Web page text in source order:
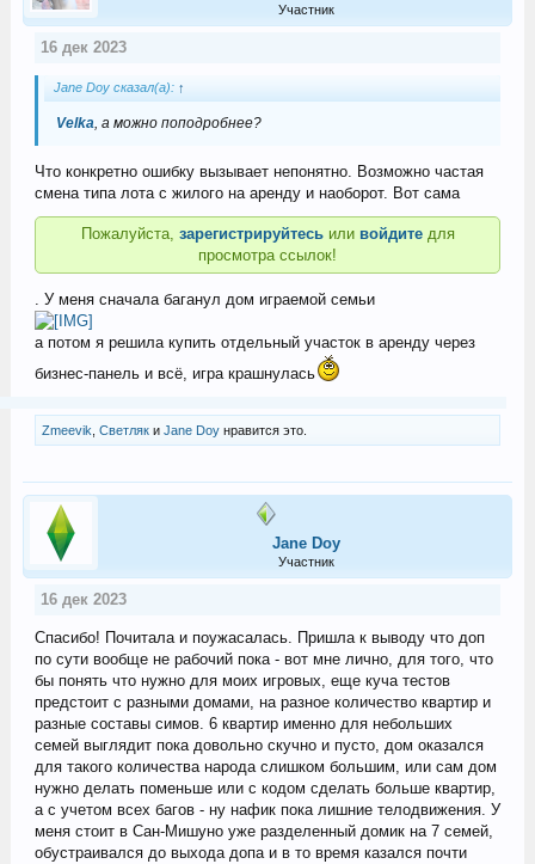
Участник
16 дек 2023
Jane Doу сказал(а): ↑
Velka , а можно поподробнее?
Что конкретно ошибку вызывает непонятно. Возможно частая
смена типа лота с жилого на аренду и наоборот. Вот сама
Пожалуйста, зарегистрируйтесьили войдите для
просмотра ссылок!
. У меня сначала баганул дом играемой семьи
а потом я решила купить отдельный участок в аренду через
бизнес-панель и всё, игра крашнулась
Zmeevik Светляки Jane Doунравится это.
Jane Doу
Участник
16 дек 2023
Спасибо! Почитала и поужасалась. Пришла к выводу что доп
по сути вообще не рабочий пока - вот мне лично, для того, что
бы понять что нужно для моих игровых, еще куча тестов
предстоит с разными домами, на разное количество квартир и
разные составы симов. 6 квартир именно для небольших
семей выглядит пока довольно скучно и пусто, дом оказался
для такого количества народа слишком большим, или сам дом
нужно делать поменьше или с кодом сделать больше квартир,
а с учетом всех багов - ну нафик пока лишние телодвижения. У
меня стоит в Сан-Мишуно уже разделенный домик на 7 семей,
обустраивался до выхода допа и в то время казался почти